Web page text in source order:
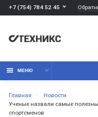
+7 (754) 784 52 45
МЕНЮ
Главная
Новости
Ученые назвали самые
спортсменов